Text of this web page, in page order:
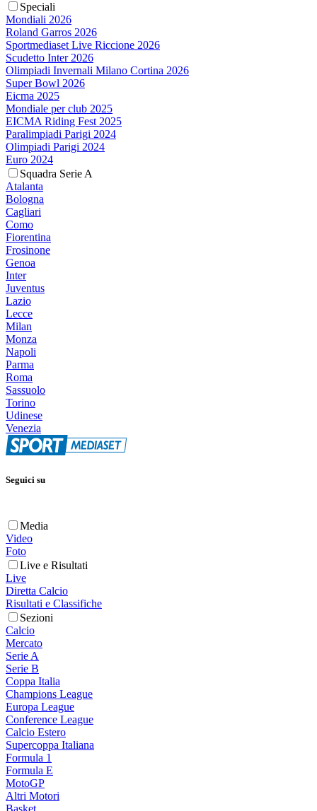
Speciali
Mondiali 2026
Roland Garros 2026
Sportmediaset Live Riccione 2026
Scudetto Inter 2026
Olimpiadi Invernali Milano Cortina 2026
Super Bowl 2026
Eicma 2025
Mondiale per club 2025
EICMA Riding Fest 2025
Paralimpiadi Parigi 2024
Olimpiadi Parigi 2024
Euro 2024
Squadra Serie A
Atalanta
Bologna
Cagliari
Como
Fiorentina
Frosinone
Genoa
Inter
Juventus
Lazio
Lecce
Milan
Monza
Napoli
Parma
Roma
Sassuolo
Torino
Udinese
Venezia
Seguici su
Media
Video
Foto
Live e Risultati
Live
Diretta Calcio
Risultati e Classifiche
Sezioni
Calcio
Mercato
Serie A
Serie B
Coppa Italia
Champions League
Europa League
Conference League
Calcio Estero
Supercoppa Italiana
Formula 1
Formula E
MotoGP
Altri Motori
Basket